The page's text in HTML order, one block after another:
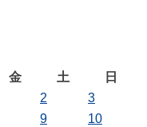
金 土
日
2
3
9
10